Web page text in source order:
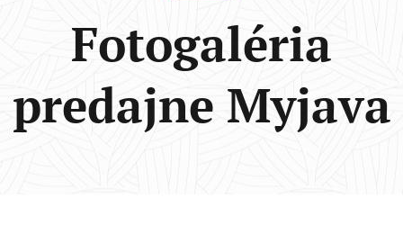
Fotogaléria
predajne Myjava